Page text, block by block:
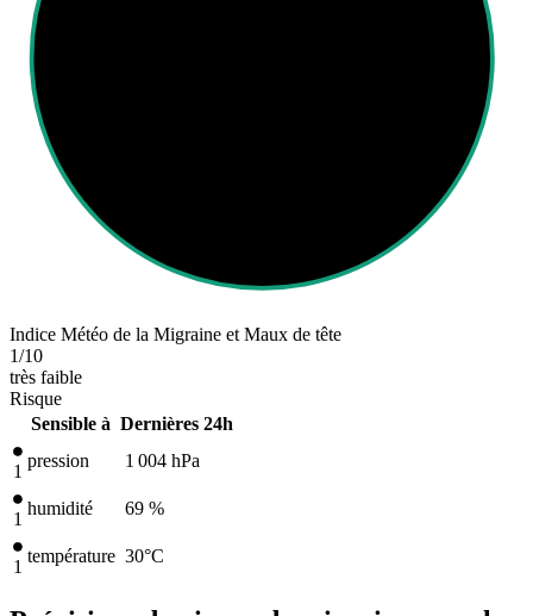
Indice Météo de la Migraine et Maux de tête
1/10
très faible
Risque
Sensible à Dernières 24h
1
pression 1 004 hPa
1
humidité 69 %
1
température 30°C